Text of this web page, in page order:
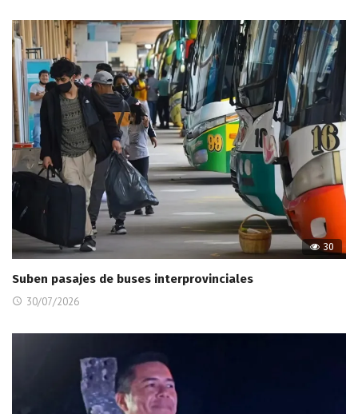
30
Suben pasajes de buses interprovinciales
30/07/2026